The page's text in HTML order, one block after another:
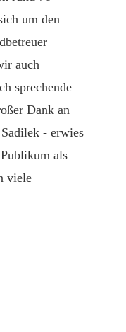
um den
auch
sprechende
Dank an
- erwies
als
viele